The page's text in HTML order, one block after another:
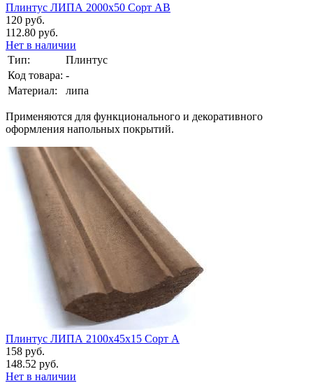
Плинтус ЛИПА 2000х50 Сорт АВ
120 руб.
112.80 руб.
Нет в наличии
Тип:
Плинтус
Код товара: -
Материал:
липа
Применяются для функционального и декоративного
оформления напольных покрытий.
Плинтус ЛИПА 2100х45х15 Сорт А
158 руб.
148.52 руб.
Нет в наличии